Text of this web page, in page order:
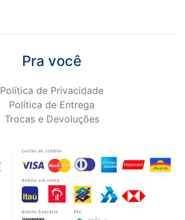
Pra você
Política de Privacidade
Política de Entrega
Trocas e Devoluções